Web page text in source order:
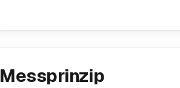
Messprinzip